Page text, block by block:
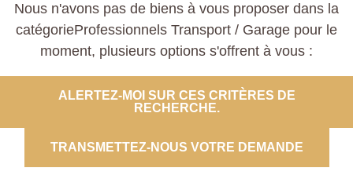
Nous n'avons pas de biens à vous proposer dans la
catégorieProfessionnels Transport / Garage pour le
moment, plusieurs options s'offrent à vous :
ALERTEZ-MOI SUR CES CRITÈRES DE
RECHERCHE.
TRANSMETTEZ-NOUS VOTRE DEMANDE